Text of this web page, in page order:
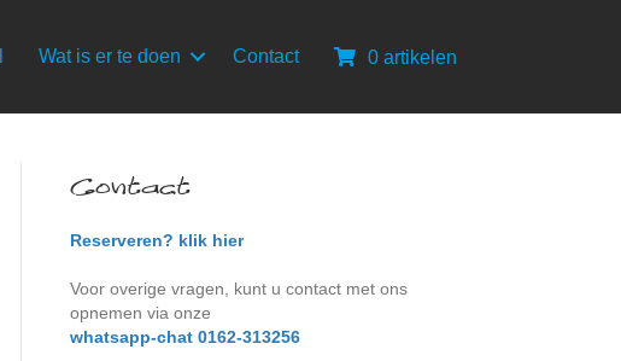
Wat is er te doen Contact 0 artikelen
Contact
Reserveren? klik hier
Voor overige vragen, kunt u contact met ons
opnemen via onze
whatsapp-chat 0162-313256